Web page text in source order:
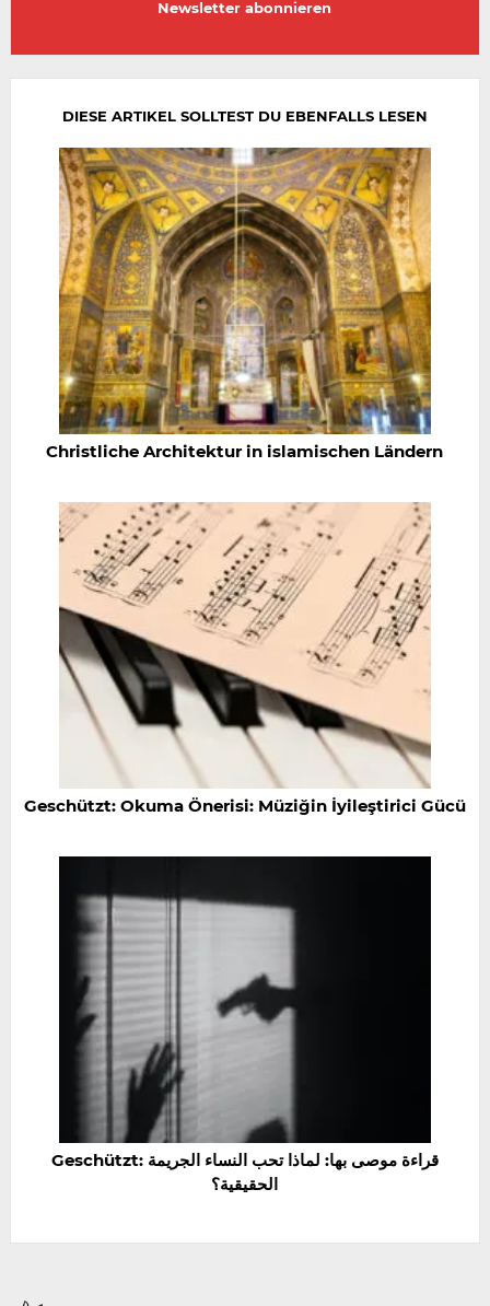
DIESE ARTIKEL SOLLTEST DU EBENFALLS LESEN
Christliche Architektur in islamischen Ländern
Geschützt: Okuma Önerisi: Müziğin İyileştirici Gücü
Geschützt: قراءة موصى بها: لماذا تحب النساء الجريمة
الحقيقية؟